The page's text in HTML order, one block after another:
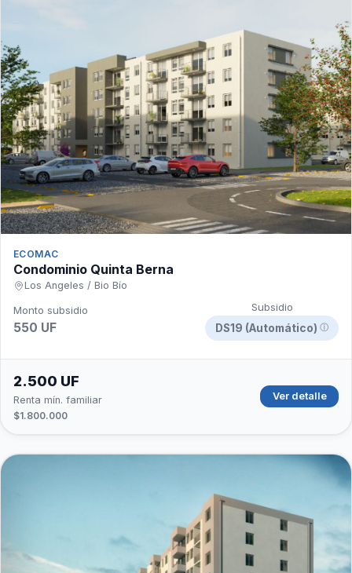
ECOMAC
Condominio Quinta Berna
Los Angeles / Bio Bío
Monto subsidio
550 UF
Subsidio
DS19 (Automático) ⓘ
2.500 UF
Renta mín. familiar
$1.800.000
Ver detalle